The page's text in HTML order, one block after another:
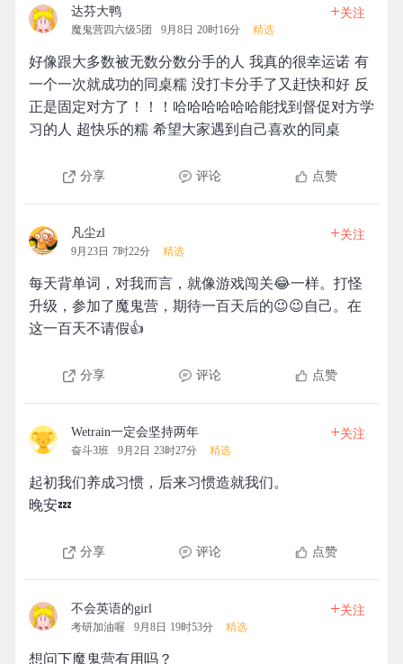
达芬大鸭
魔鬼营四六级5团 9月8日 20时16分 精选
+关注
好像跟大多数被无数分数分手的人 我真的很幸运诺 有
一个一次就成功的同桌糯 没打卡分手了又赶快和好 反
正是固定对方了！！！哈哈哈哈哈哈能找到督促对方学
习的人 超快乐的糯 希望大家遇到自己喜欢的同桌
分享 评论 点赞
凡尘zl
9月23日 7时22分 精选
+关注
每天背单词，对我而言，就像游戏闯关😂一样。打怪
升级，参加了魔鬼营，期待一百天后的😉😉自己。在
这一百天不请假👍
分享 评论 点赞
Wetrain一定会坚持两年
奋斗3班 9月2日 23时27分 精选
+关注
起初我们养成习惯，后来习惯造就我们。
晚安💤
分享 评论 点赞
不会英语的girl
考研加油喔 9月8日 19时53分 精选
+关注
想问下魔鬼营有用吗？